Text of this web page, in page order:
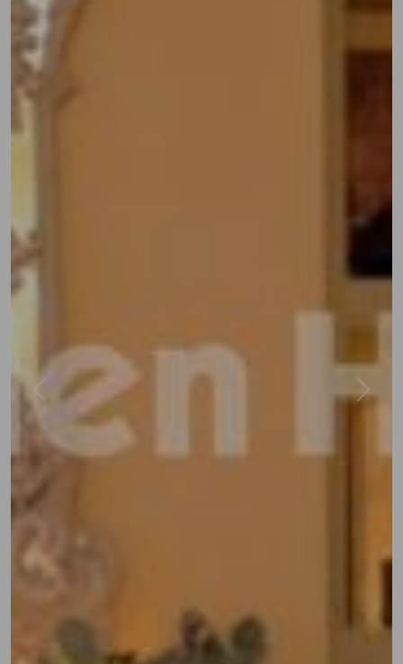
Previous Next